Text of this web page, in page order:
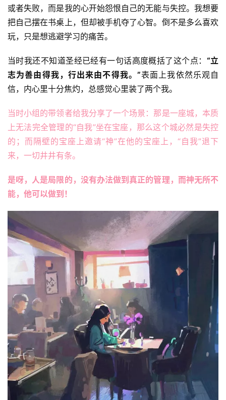
或者失败，而是我的心开始怨恨自己的无能与失控。我想要
把自己摆在书桌上，但却被手机夺了心智。倒不是多么喜欢
玩，只是想逃避学习的痛苦。
当时我还不知道圣经已经有一句话高度概括了这个点： “立
志为善由得我，行出来由不得我。”表面上我依然乐观自
信，内心里十分焦灼，总感觉心里装了两个我。
当时小组的带领者给我分享了一个场景：那是一座城，本质
上无法完全管理的“自我”坐在宝座，那么这个城必然是失控
的；而隔壁的宝座上邀请“神”在他的宝座上，“自我”退下
来，一切井井有条。
是呀，人是局限的，没有办法做到真正的管理，而神无所不
能，他可以做到！